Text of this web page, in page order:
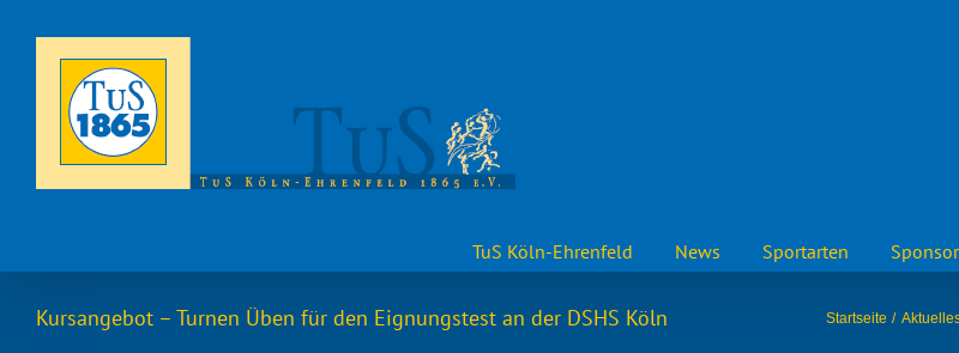
Inhalt
TuS Köln-Ehrenfeld News Sportarten
Kursangebot – Turnen Üben für den Eignungstest an der DSHS Köln Startseite